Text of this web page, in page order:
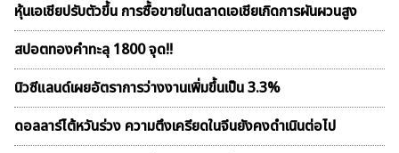
หุ้นเอเชียปรับตัวขึ้น การซื้อขายในตลาดเอเชียเกิดการผันผวนสูง
สปอตทองคำทะลุ 1800 จุด!!
นิวซีแลนด์เผยอัตราการว่างงานเพิ่มขึ้นเป็น 3.3%
ดอลลาร์ไต้หวันร่วง ความตึงเครียดในจีนยังคงดำเนินต่อไป